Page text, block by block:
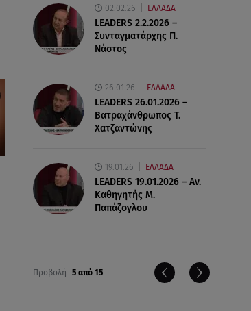
02.02.26 ΕΛΛΑΔΑ
LEADERS 2.2.2026 –
Συνταγματάρχης Π.
Νάστος
26.01.26 ΕΛΛΑΔΑ
LEADERS 26.01.2026 –
Βατραχάνθρωπος Τ.
Χατζαντώνης
19.01.26 ΕΛΛΑΔΑ
LEADERS 19.01.2026 – Αν.
Καθηγητής Μ.
Παπάζογλου
Προβολή 5 από 15